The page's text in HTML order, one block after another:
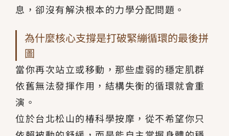
息，卻沒有解決根本的力學分配問題。
為什麼核心支撐是打破緊繃循環的最後拼
圖
當你再次站立或移動，那些虛弱的穩定肌群
依舊無法發揮作用，結構失衡的循環就會重
演。
位於台北松山的椿科學按摩，從不希望你只